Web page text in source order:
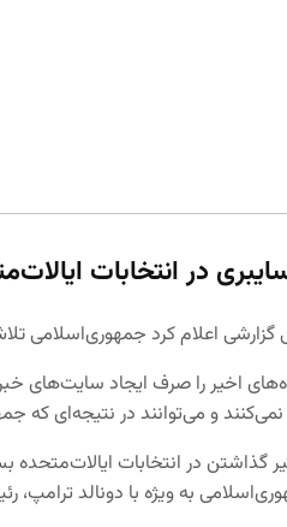
در انتخابات
اعلام کرد جمهوری‌اسلامی
اخیر را صرف ایجاد سایت‌های
و می‌توانند در نتیجه‌ای که
گذاشتن در انتخابات
ویژه با دونالد ترامپ، رئیس‌جمهور